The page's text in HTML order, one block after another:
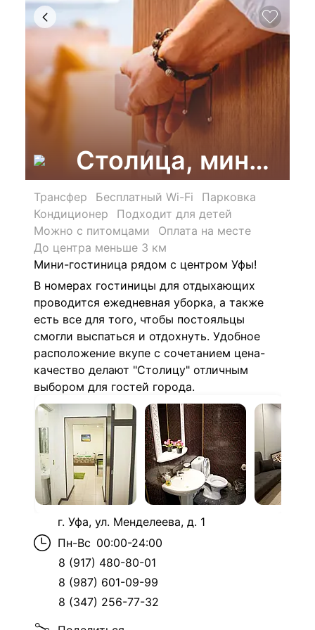
Столица, мини-
Трансфер Бесплатный Wi-Fi
Парковка
Кондиционер
Подходит для детей
Можно с питомцами
Оплата на месте
До центра меньше 3 км
Мини-гостиница рядом с центром Уфы!
В номерах гостиницы для отдыхающих
проводится ежедневная уборка, а также
есть все для того, чтобы постояльцы
смогли выспаться и отдохнуть. Удобное
расположение вкупе с сочетанием цена-
качество делают "Столицу" отличным
выбором для гостей города.
г. Уфа, ул. Менделеева, д. 1
Пн-Вс 00:00-24:00
8 (917) 480-80-01
8 (987) 601-09-99
8 (347) 256-77-32